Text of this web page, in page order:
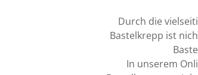
Durch die
Bastelkrepp ist
In unserem